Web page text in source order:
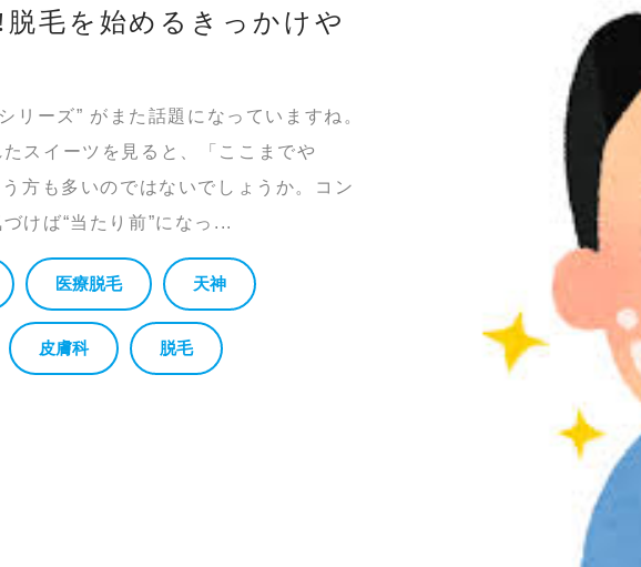
毛を始めるきっかけや
リーズ” がまた話題になっていますね。
スイーツを見ると、「ここまでや
方も多いのではないでしょうか。コン
けば“当たり前”になっ...
医療脱毛 天神
皮膚科 脱毛